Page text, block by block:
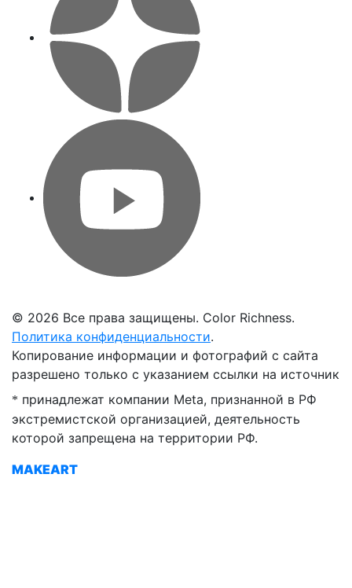
© 2026 Все права защищены. Color Richness.
Политика конфиденциальности.
MAKEART
Копирование информации и фотографий с сайта
разрешено только с указанием ссылки на источник
* принадлежат компании Meta, признанной в РФ
экстремистской организацией, деятельность
которой запрещена на территории РФ.